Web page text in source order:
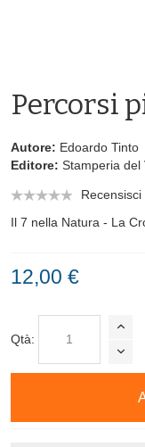
Percorsi
Autore: Edoardo Tinto
Editore: Stamperia del
Il 7 nella Natura - La
12,00 €
Qtà: